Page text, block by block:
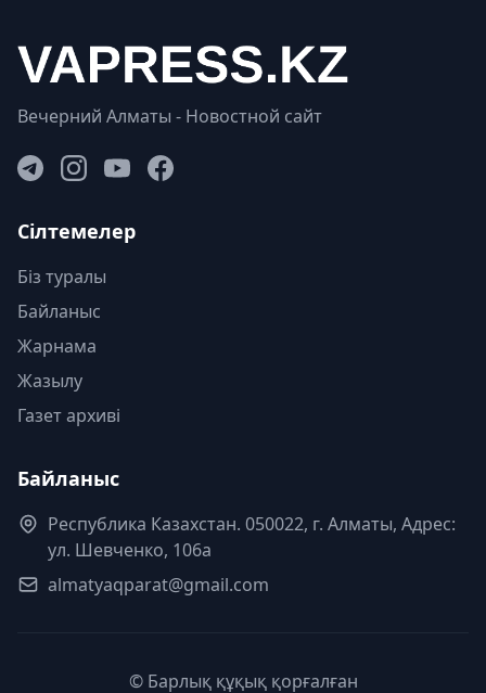
Вечерний Алматы - Новостной сайт
Сілтемелер
Біз туралы
Байланыс
Жарнама
Жазылу
Газет архиві
Байланыс
Республика Казахстан. 050022, г. Алматы, Адрес:
ул. Шевченко, 106а
almatyaqparat@gmail.com
© Барлық құқық қорғалған